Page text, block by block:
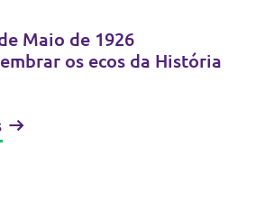
Maio de 1926
os ecos da História